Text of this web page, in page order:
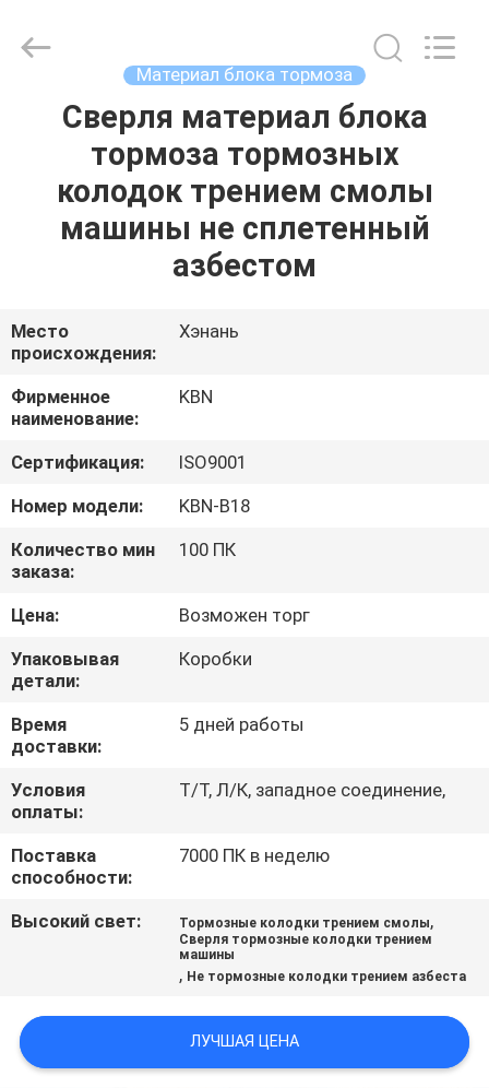
ДОМ
ПРОДУКТЫ
ПУТЕШЕСТВИЕ
ФАБРИКИ
ПРОВЕРКА
КАЧЕСТВА
СВЯЖИТЕСЬ
МЫ
СПРОСИТЕ
ЦИТАТУ
КАРТА
САЙТА
POLICY
Материал блока тормоза
Сверля материал блока
тормоза тормозных
колодок трением смолы
машины не сплетенный
азбестом
Место
происхождения:
Хэнань
Фирменное
наименование:
KBN
Сертификация:
ISO9001
Номер модели:
KBN-B18
Количество мин
заказа:
100 ПК
Цена:
Возможен торг
Упаковывая
детали:
Коробки
Время
доставки:
5 дней работы
Условия
оплаты:
Т/Т, Л/К, западное соединение,
Поставка
способности:
7000 ПК в неделю
Высокий свет: Тормозные колодки трением смолы,
Сверля тормозные колодки трением
машины
, Не тормозные колодки трением азбеста
ЛУЧШАЯ ЦЕНА